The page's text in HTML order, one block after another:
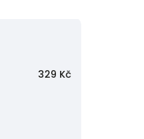
329 Kč